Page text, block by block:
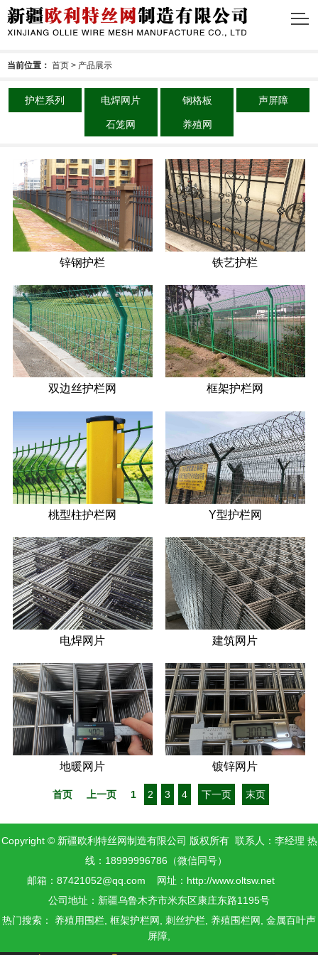
当前位置： 首页 > 产品展示
护栏系列 电焊网片 钢格板 声屏障
石笼网 养殖网
锌钢护栏 铁艺护栏
双边丝护栏网 框架护栏网
桃型柱护栏网 Y型护栏网
电焊网片 建筑网片
地暖网片 镀锌网片
首页 上一页 1 2 3 4 下一页 末页
Copyright © 新疆欧利特丝网制造有限公司 版权所有 联系人：李经理 热
线：18999996786（微信同号）
邮箱：87421052@qq.com 网址： http://www.oltsw.net
公司地址：新疆乌鲁木齐市米东区康庄东路1195号
热门搜索：
养殖用围栏, 框架护栏网, 刺丝护栏, 养殖围栏网,
金属百叶声
屏障,